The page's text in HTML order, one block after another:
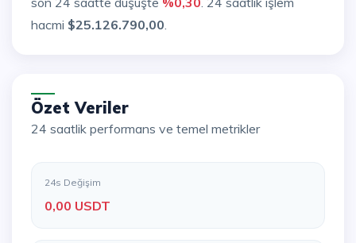
hacmi $25.126.790,00.
Özet Veriler
24 saatlik performans ve temel metrikler
24s Değişim
0,00 USDT